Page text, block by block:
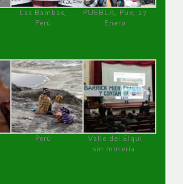
Las Bambas,
Perú
PUEBLA, Pue, 27
Enero
Perú
Valle del Elqui
sin minería.